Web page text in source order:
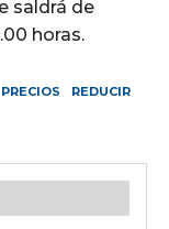
saldrá de
horas.
PRECIOS
REDUCIR